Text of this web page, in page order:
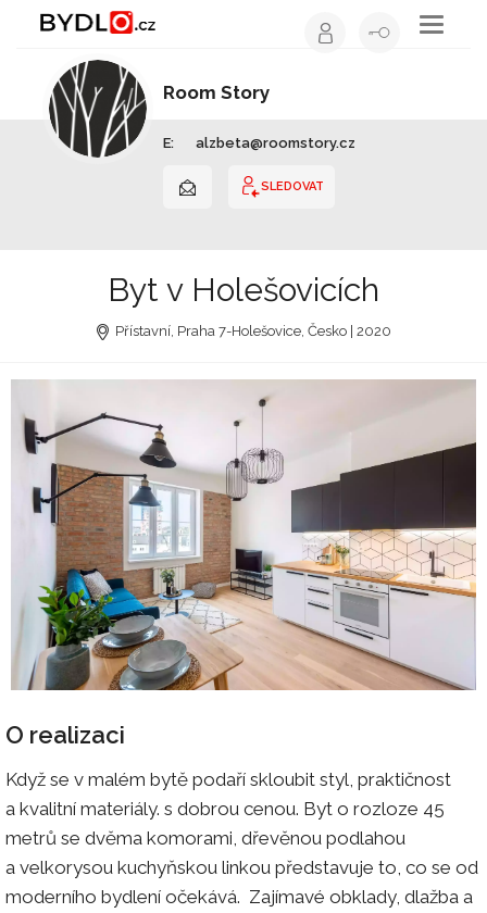
Toggle
Room Story
E: alzbeta@roomstory.cz
SLEDOVAT
Byt v Holešovicích
Přístavní, Praha 7-Holešovice, Česko | 2020
O realizaci
Když se v malém bytě podaří skloubit styl, praktičnost
a kvalitní materiály. s dobrou cenou. Byt o rozloze 45
metrů se dvěma komorami, dřevěnou podlahou
a velkorysou kuchyňskou linkou představuje to, co se od
moderního bydlení očekává. Zajímavé obklady, dlažba a